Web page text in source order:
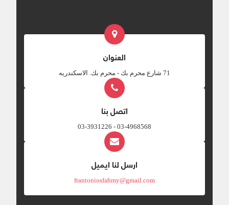
العنوان
‎71 شارع محرم بك - محرم بك. الاسكندريه
اتصل بنا
03-4968568 - 03-3931226
ارسل لنا ايميل
frantoniosfahmy@gmail.com